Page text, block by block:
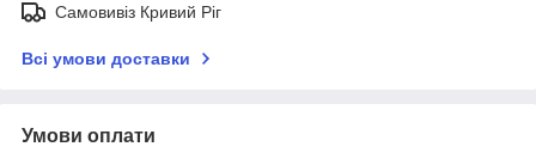
Самовивіз Кривий Ріг
Всі умови доставки
Умови оплати